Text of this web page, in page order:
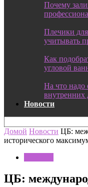
Почему
Плечики
учитывать
Как
угловой
На что надо
внутренних
Новости
Домой Новости ЦБ:
исторического
ЦБ: